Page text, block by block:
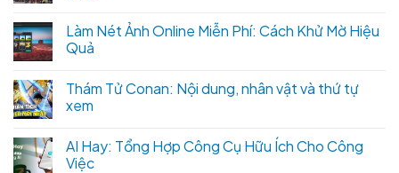
Làm Nét Ảnh Online Miễn Phí: Cách Khử Mờ Hiệu
Quả
Thám Tử Conan: Nội dung, nhân vật và thứ tự
xem
AI Hay: Tổng Hợp Công Cụ Hữu Ích Cho Công
Việc